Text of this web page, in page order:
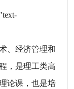
、经济管理和
，是理工类高
论课，也是培